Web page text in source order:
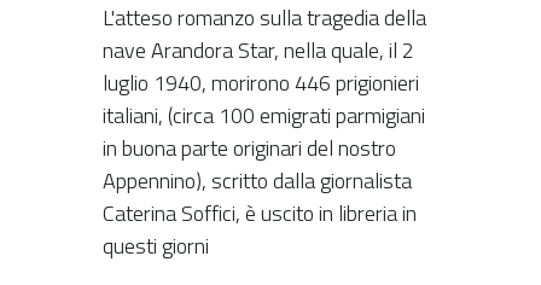
L'atteso romanzo sulla tragedia della
nave Arandora Star, nella quale, il 2
luglio 1940, morirono 446 prigionieri
italiani, (circa 100 emigrati parmigiani
in buona parte originari del nostro
Appennino), scritto dalla giornalista
Caterina Soffici, è uscito in libreria in
questi giorni